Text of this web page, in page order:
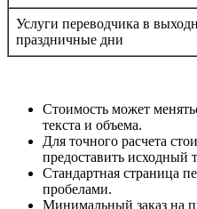
Услуги переводчика в
праздничные дни
Стоимость может
текста и объема.
Для точного расчета
предоставить исходный
Стандартная страница
пробелами.
Минимальный заказ на